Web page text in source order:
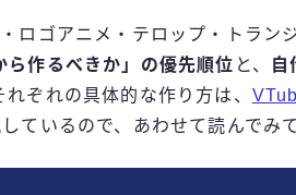
ロゴアニメ・テロップ・トラン
ら作るべきか」の優先順位 と、 自
ぞれの具体的な作り方は、
ているので、あわせて読んでみ